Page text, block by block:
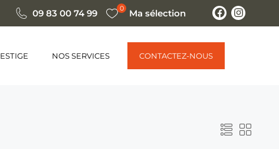
09 83 00 74 99 Ma sélection
0
NOS SERVICES CONTACTEZ-NOUS